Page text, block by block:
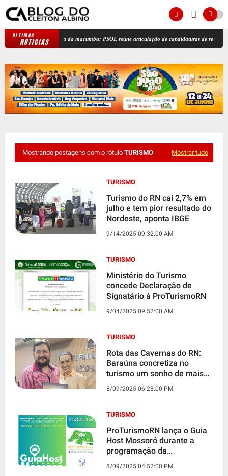
ULTIMAS
NOTICIASBancada da macumba: PSOL reúne articulação de candidaturas de religiões de
Mostrando postagens com o rótulo TURISMO Mostrar tudo
TURISMO
Turismo do RN cai 2,7% em
julho e tem pior resultado do
Nordeste, aponta IBGE
9/14/2025 09:32:00 AM
TURISMO
Ministério do Turismo
concede Declaração de
Signatário à ProTurismoRN
9/04/2025 09:52:00 AM
TURISMO
Rota das Cavernas do RN:
Baraúna concretiza no
turismo um sonho de mais
8/09/2025 06:23:00 PM
TURISMO
ProTurismoRN lança o Guia
Host Mossoró durante a
programação da
8/09/2025 04:52:00 PM